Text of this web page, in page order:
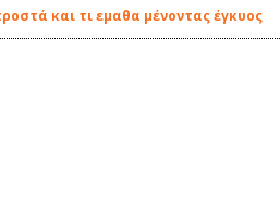
και τι εμαθα μένοντας έγκυος